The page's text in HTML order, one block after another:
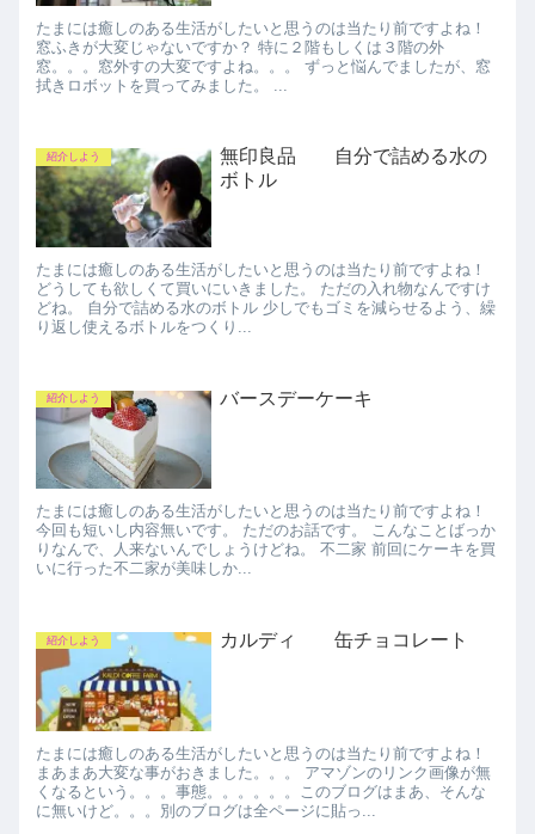
たまには癒しのある生活がしたいと思うのは当たり前ですよね！
窓ふきが大変じゃないですか？ 特に２階もしくは３階の外
窓。。。窓外すの大変ですよね。。。 ずっと悩んでましたが、窓
拭きロボットを買ってみました。 ...
紹介しよう
無印良品 自分で詰める水の
ボトル
たまには癒しのある生活がしたいと思うのは当たり前ですよね！
どうしても欲しくて買いにいきました。 ただの入れ物なんですけ
どね。 自分で詰める水のボトル 少しでもゴミを減らせるよう、繰
り返し使えるボトルをつくり...
紹介しよう バースデーケーキ
たまには癒しのある生活がしたいと思うのは当たり前ですよね！
今回も短いし内容無いです。 ただのお話です。 こんなことばっか
りなんで、人来ないんでしょうけどね。 不二家 前回にケーキを買
いに行った不二家が美味しか...
紹介しよう カルディ 缶チョコレート
たまには癒しのある生活がしたいと思うのは当たり前ですよね！
まあまあ大変な事がおきました。。。 アマゾンのリンク画像が無
くなるという。。。事態。。。。。。このブログはまあ、そんな
に無いけど。。。別のブログは全ページに貼っ...